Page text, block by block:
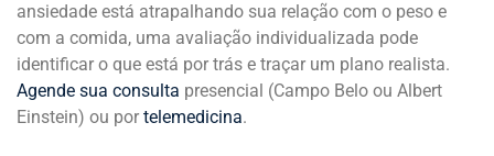
ansiedade está atrapalhando sua relação com o peso e
com a comida, uma avaliação individualizada pode
identificar o que está por trás e traçar um plano realista.
Agende sua consulta presencial (Campo Belo ou Albert
Einstein) ou por telemedicina.